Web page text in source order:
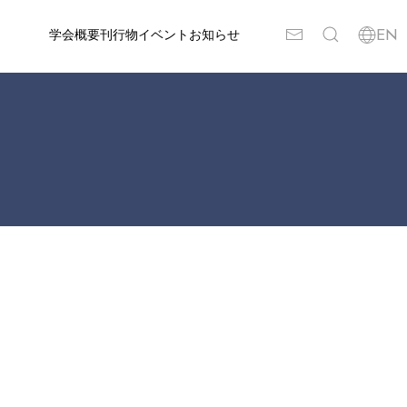
学会概要刊行物イベント お知らせ